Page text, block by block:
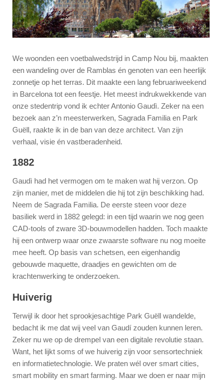
We woonden een voetbalwedstrijd in Camp Nou bij, maakten
een wandeling over de Ramblas én genoten van een heerlijk
zonnetje op het terras. Dit maakte een lang februariweekend
in Barcelona tot een feestje. Het meest indrukwekkende van
onze stedentrip vond ik echter Antonio Gaudì. Zeker na een
bezoek aan z’n meesterwerken, Sagrada Familia en Park
Guëll, raakte ik in de ban van deze architect. Van zijn
verhaal, visie én vastberadenheid.
1882
Gaudì had het vermogen om te maken wat hij verzon. Op
zijn manier, met de middelen die hij tot zijn beschikking had.
Neem de Sagrada Familia. De eerste steen voor deze
basiliek werd in 1882 gelegd: in een tijd waarin we nog geen
CAD-tools of zware 3D-bouwmodellen hadden. Toch maakte
hij een ontwerp waar onze zwaarste software nu nog moeite
mee heeft. Op basis van schetsen, een eigenhandig
gebouwde maquette, draadjes en gewichten om de
krachtenwerking te onderzoeken.
Huiverig
Terwijl ik door het sprookjesachtige Park Guëll wandelde,
bedacht ik me dat wij veel van Gaudí zouden kunnen leren.
Zeker nu we op de drempel van een digitale revolutie staan.
Want, het lijkt soms of we huiverig zijn voor sensortechniek
en informatietechnologie. We praten wél over smart cities,
smart mobility en smart farming. Maar we doen er naar mijn